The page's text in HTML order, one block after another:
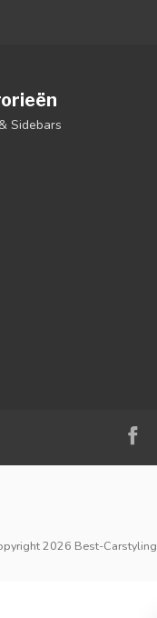
Sidebars
2026 Best-Carstyling